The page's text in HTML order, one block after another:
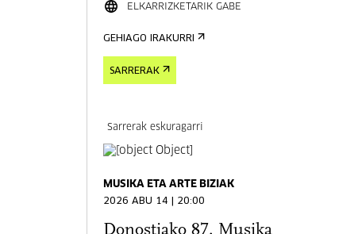
ELKARRIZKETARIK GABE
GEHIAGO IRAKURRI
SARRERAK
Sarrerak eskuragarri
MUSIKA ETA ARTE BIZIAK
2026 ABU 14 | 20:00